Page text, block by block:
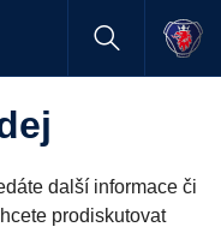
další informace či
prodiskutovat